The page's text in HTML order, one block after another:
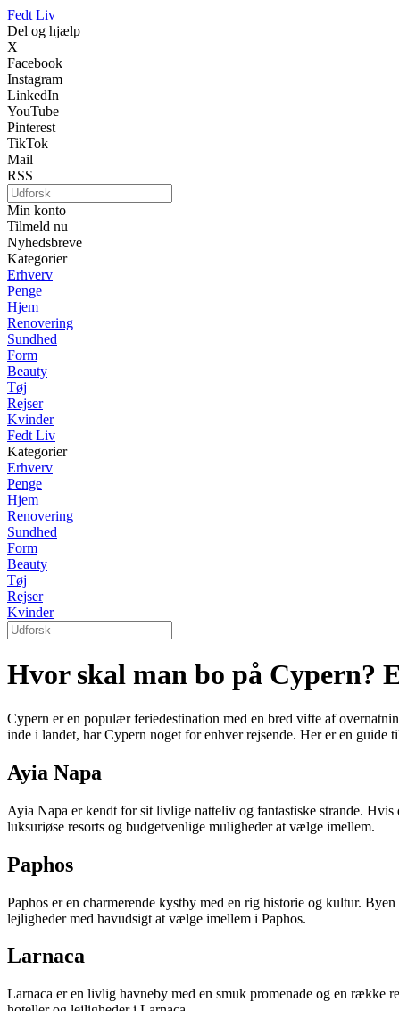
Fedt Liv
Del og hjælp
X
Facebook
Instagram
LinkedIn
YouTube
Pinterest
TikTok
Mail
RSS
Min konto
Tilmeld nu
Nyhedsbreve
Kategorier
Erhverv
Penge
Hjem
Renovering
Sundhed
Form
Beauty
Tøj
Rejser
Kvinder
Fedt Liv
Kategorier
Erhverv
Penge
Hjem
Renovering
Sundhed
Form
Beauty
Tøj
Rejser
Kvinder
Hvor skal man bo på Cypern?
Cypern er en populær feriedestination med en bred vifte af
inde i landet, har Cypern noget for enhver rejsende. Her er en guide
Ayia Napa
Ayia Napa er kendt for sit livlige natteliv og fantastiske strande.
luksuriøse resorts og budgetvenlige muligheder at vælge imellem.
Paphos
Paphos er en charmerende kystby med en rig historie og kultur.
lejligheder med havudsigt at vælge imellem i Paphos.
Larnaca
Larnaca er en livlig havneby med en smuk promenade og en række